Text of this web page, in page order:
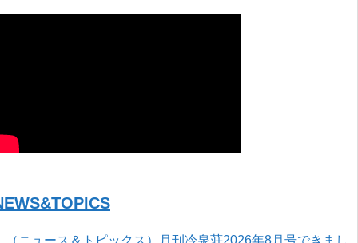
（ニュース＆トピックス）月刊冷泉荘2026年8月号できまし